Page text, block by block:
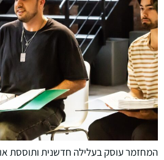
המחזמר עוסק בעלילה חדשנית ותוססת